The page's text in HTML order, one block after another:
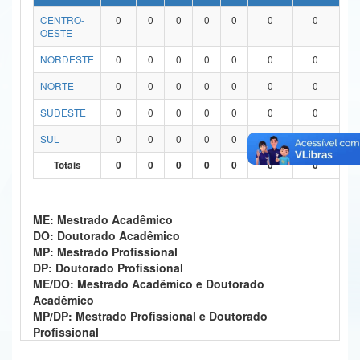
Ministério da Ciência, Tecnologia, Inovações e Comunicações
Ministério do Turismo
Ministério do Desenvolvimento Regional
Ministério da Mulher, da Família e dos Direitos Humanos
Banco Central do Brasil
CENTRO-
OESTE
0 0 0 0 0 0 0
NORDESTE 0 0 0 0 0 0 0
NORTE
0 0 0 0 0 0 0
SUDESTE
0 0 0 0 0 0 0
SUL
0 0 0 0 0 0 0
0
Totais
0 0 0 0 0 0 0 0
ME: Mestrado Acadêmico
DO: Doutorado Acadêmico
MP: Mestrado Profissional
DP: Doutorado Profissional
ME/DO: Mestrado Acadêmico e Doutorado
Acadêmico
MP/DP: Mestrado Profissional e Doutorado
Profissional